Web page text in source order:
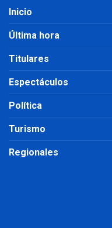
Inicio
Última hora
Titulares
Espectáculos
Política
Turismo
Regionales